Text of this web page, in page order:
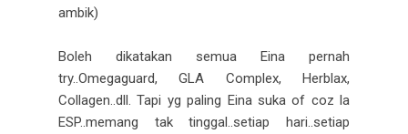
ambik)
Boleh dikatakan semua Eina pernah
try..Omegaguard, GLA Complex, Herblax,
Collagen..dll. Tapi yg paling Eina suka of coz la
ESP..memang tak tinggal..setiap hari..setiap